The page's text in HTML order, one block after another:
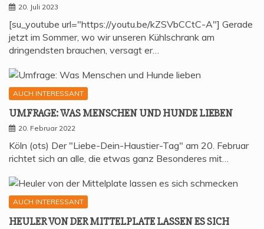
20. Juli 2023
[su_youtube url="https://youtu.be/kZSVbCCtC-A"] Gerade
jetzt im Sommer, wo wir unseren Kühlschrank am
dringendsten brauchen, versagt er…
AUCH INTERESSANT
UMFRA­GE: WAS MEN­SCHEN UND HUN­DE LIEBEN
20. Februar 2022
Köln (ots) Der "Liebe-Dein-Haustier-Tag" am 20. Februar
richtet sich an alle, die etwas ganz Besonderes mit…
AUCH INTERESSANT
HEU­LER VON DER MIT­TEL­P­LA­TE LAS­SEN ES SICH